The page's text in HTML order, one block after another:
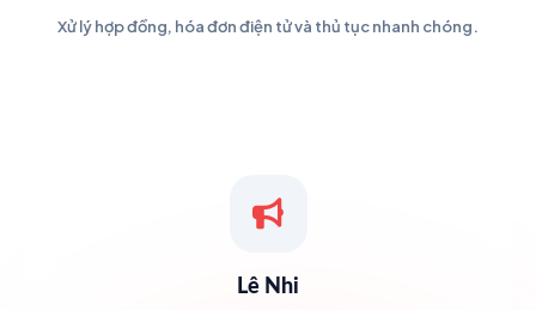
Xử lý hợp đồng, hóa đơn điện tử và thủ tục nhanh chóng.
Lê Nhi